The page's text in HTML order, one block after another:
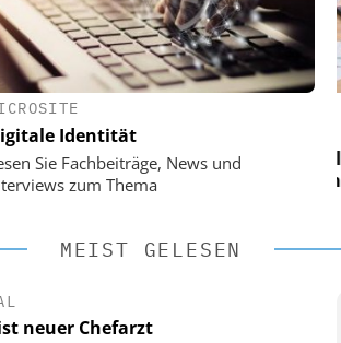
Identität
Sie Fachbeiträge, News und
zum Thema
Digitalisierung im
Personalmanagement: Von digitaler
Ordnung zur KI-fähigen Steuerung
MEIST GELESEN
neuer Chefarzt